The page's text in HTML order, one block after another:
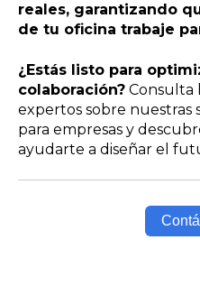
reales, garantizando
de tu oficina trabaje
¿Estás listo para
colaboración? Consulta
expertos sobre nuestras
para empresas y
ayudarte a diseñar el